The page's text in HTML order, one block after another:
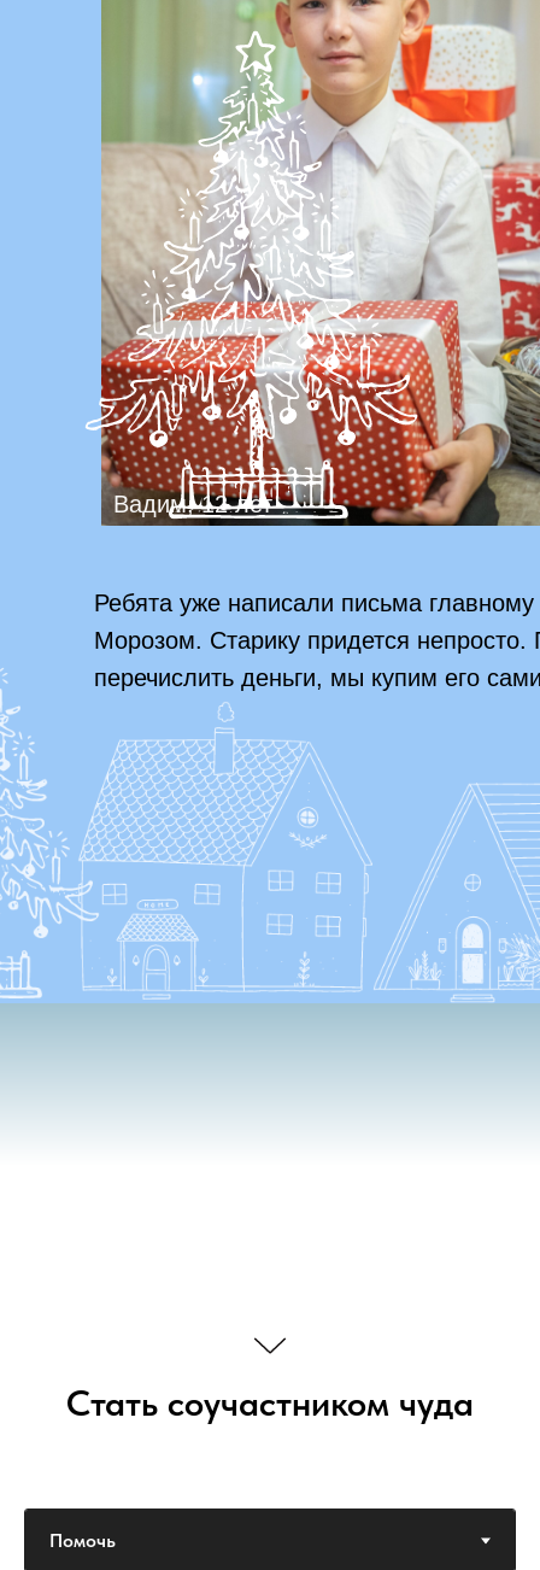
Вадим, 12 лет
Ребята уже написали письма
Морозом. Старику придется
перечислить деньги, мы купим его
Стать соучастником чуда